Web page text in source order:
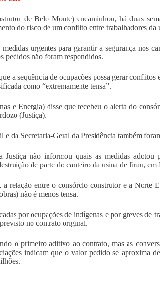
de Belo Monte) encaminhou, há duas
do risco de um conflito entre trabalhadores da
urgentes para garantir a segurança nos
pedidos não foram respondidos.
a sequência de ocupações possa gerar conflitos
como “extremamente tensa”.
e Energia) disse que recebeu o alerta do
(Justiça).
e da Secretaria-Geral da Presidência também
Justiça não informou quais as medidas adotou
de parte do canteiro da usina de Jirau,
relação entre o consórcio construtor e a Norte
não é menos tensa.
por ocupações de indígenas e por greves de
no contrato original.
o primeiro aditivo ao contrato, mas as
indicam que o valor pedido se aproxima